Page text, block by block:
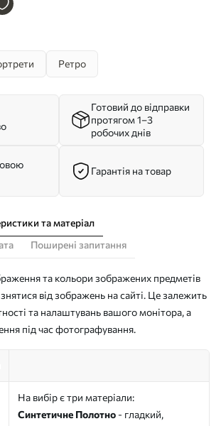
Ретро
Готовий до відправки
протягом 1–3
робочих днів
Гарантія на товар
та матеріал
Поширені запитання
та кольори зображених предметів
від зображень на сайті. Це залежить
та налаштувань вашого монітора, а
під час фотографування.
На вибір є три матеріали:
Синтетичне Полотно - гладкий,